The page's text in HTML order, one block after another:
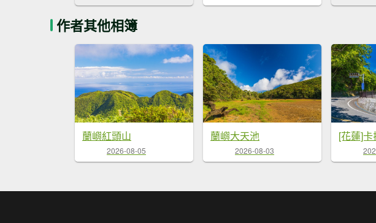
作者其他相簿
蘭嶼紅頭山
2026-08-05
蘭嶼大天池
2026-08-03
[花蓮]